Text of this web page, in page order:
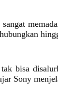
bisa
Sony